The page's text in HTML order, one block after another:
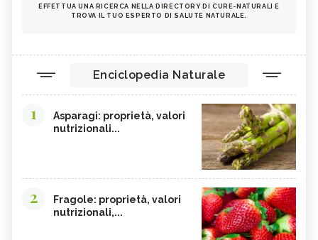
EFFETTUA UNA RICERCA NELLA DIRECTORY DI CURE-NATURALI E
TROVA IL TUO ESPERTO DI SALUTE NATURALE.
Enciclopedia Naturale
1
Asparagi: proprietà, valori
nutrizionali...
2
Fragole: proprietà, valori
nutrizionali,...